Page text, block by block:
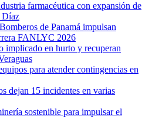
farmacéutica con expansión de
Díaz
de Panamá impulsan
FANLYC 2026
implicado en hurto y recuperan
para atender contingencias en
dejan 15 incidentes en varias
sostenible para impulsar el